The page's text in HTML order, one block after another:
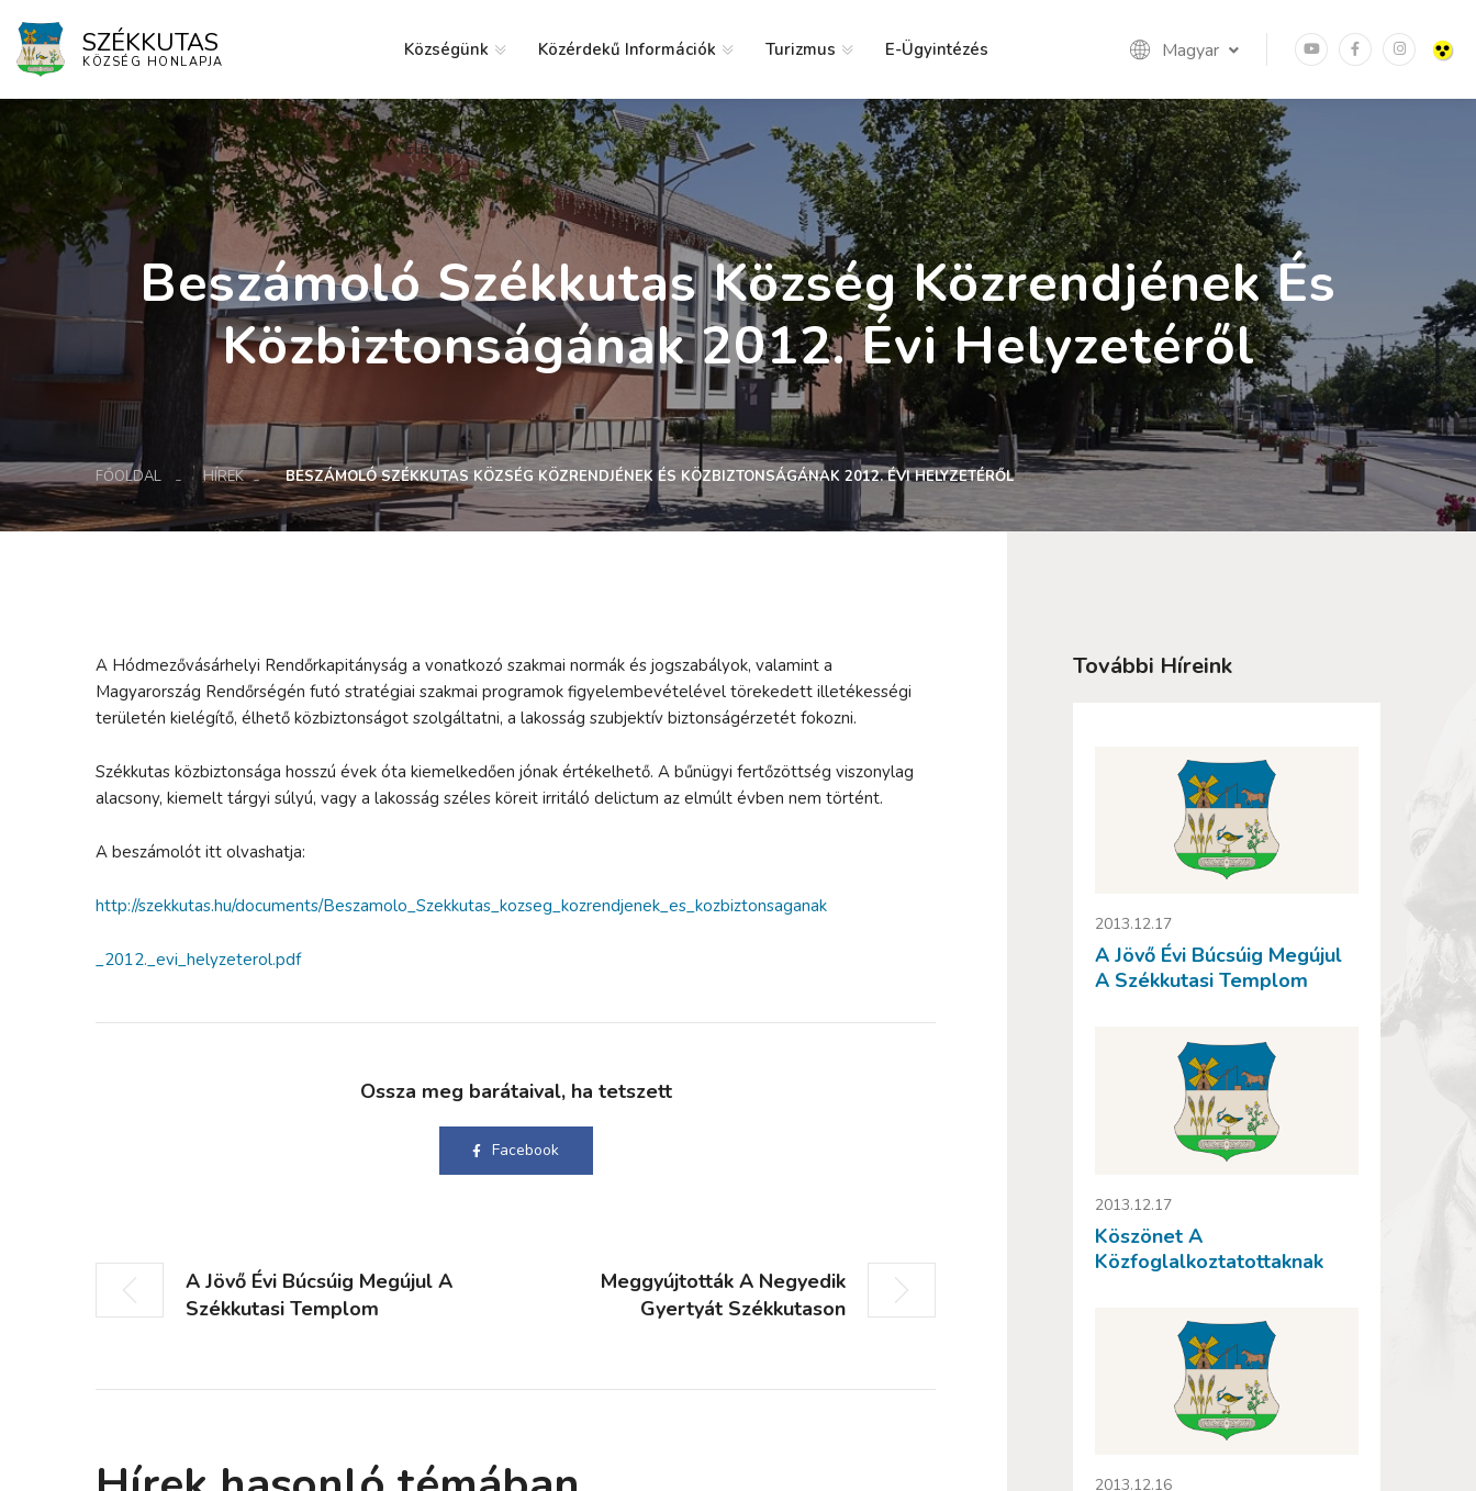
SZÉKKUTAS
KÖZSÉG HONLAPJA Magyar
Községünk Közérdekű Információk Turizmus E-Ügyintézés
Elérhetőség
Beszámoló Székkutas Község Közrendjének És
Közbiztonságának 2012. Évi Helyzetéről
FŐOLDAL HÍREK BESZÁMOLÓ SZÉKKUTAS KÖZSÉG KÖZRENDJÉNEK ÉS KÖZBIZTONSÁGÁNAK 2012. ÉVI HELYZETÉRŐL
A Hódmezővásárhelyi Rendőrkapitányság a vonatkozó szakmai normák és jogszabályok, valamint a
Magyarország Rendőrségén futó stratégiai szakmai programok figyelembevételével törekedett illetékességi
területén kielégítő, élhető közbiztonságot szolgáltatni, a lakosság szubjektív biztonságérzetét fokozni.
Székkutas közbiztonsága hosszú évek óta kiemelkedően jónak értékelhető. A bűnügyi fertőzöttség viszonylag
alacsony, kiemelt tárgyi súlyú, vagy a lakosság széles köreit irritáló delictum az elmúlt évben nem történt.
A beszámolót itt olvashatja:
http://szekkutas.hu/documents/Beszamolo_Szekkutas_kozseg_kozrendjenek_es_kozbiztonsaganak
_2012._evi_helyzeterol.pdf
Ossza meg barátaival, ha tetszett
Facebook
A Jövő Évi Búcsúig Megújul A
Székkutasi Templom
Meggyújtották A Negyedik
Gyertyát Székkutason
További Híreink
2013.12.17
A Jövő Évi Búcsúig Megújul
A Székkutasi Templom
2013.12.17
Köszönet A
Közfoglalkoztatottaknak
2013.12.16